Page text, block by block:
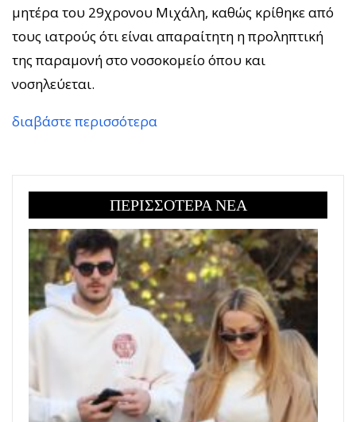
μητέρα του 29χρονου Μιχάλη, καθώς κρίθηκε από
τους ιατρούς ότι είναι απαραίτητη η προληπτική
της παραμονή στο νοσοκομείο όπου και
νοσηλεύεται.
διαβάστε περισσότερα
ΠΕΡΙΣΣΟΤΕΡΑ ΝΕΑ